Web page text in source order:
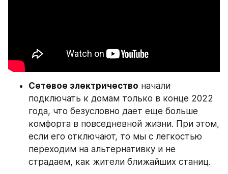
Сетевое электричество начали
подключать к домам только в конце 2022
года, что безусловно дает еще больше
комфорта в повседневной жизни. При этом,
если его отключают, то мы с легкостью
переходим на альтернативку и не
страдаем, как жители ближайших станиц.